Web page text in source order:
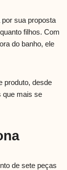
sua proposta
filhos. Com
do banho, ele
produto, desde
que mais se
de sete peças